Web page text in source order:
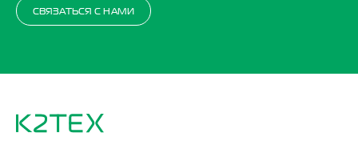
СВЯЗАТЬСЯ С НАМИ